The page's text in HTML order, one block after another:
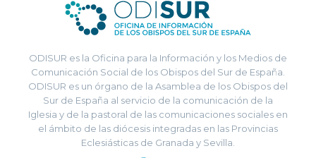
ODISUR es la Oficina para la Información y los Medios de
Comunicación Social de los Obispos del Sur de España.
ODISUR es un órgano de la Asamblea de los Obispos del
Sur de España al servicio de la comunicación de la
Iglesia y de la pastoral de las comunicaciones sociales en
el ámbito de las diócesis integradas en las Provincias
Eclesiásticas de Granada y Sevilla.